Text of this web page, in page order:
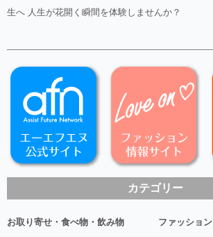
カテゴリー
お取り寄せ・食べ物・飲み物 ファッション
生へ 人生が花開く瞬間を体験しませんか？